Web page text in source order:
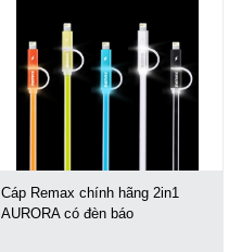
Cáp Remax chính hãng 2in1
AURORA có đèn báo